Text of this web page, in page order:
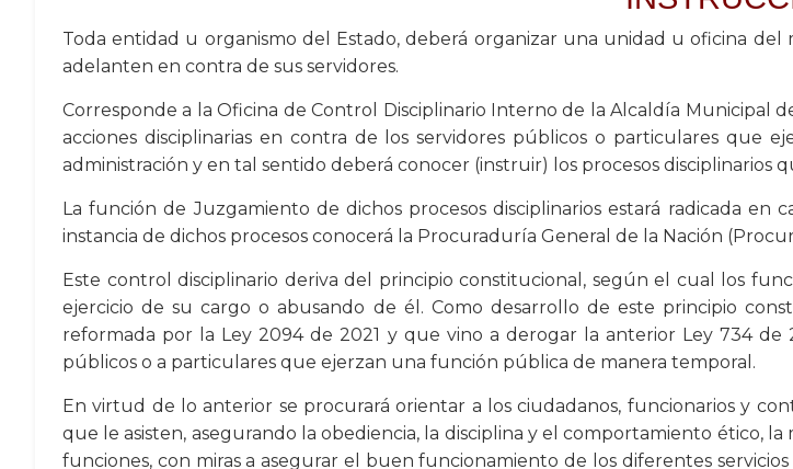
Toda entidad u organismo del Estado, deberá organizar una unidad u oficina del
adelanten en contra de sus servidores.
Corresponde a la Oficina de Control Disciplinario Interno de la Alcaldía Municipal
acciones disciplinarias en contra de los servidores públicos o particulares que
administración y en tal sentido deberá conocer (instruir) los procesos disciplinarios
La función de Juzgamiento de dichos procesos disciplinarios estará radicada
instancia de dichos procesos conocerá la Procuraduría General de la Nación
Este control disciplinario deriva del principio constitucional, según el cual los
ejercicio de su cargo o abusando de él. Como desarrollo de este principio
reformada por la Ley 2094 de 2021 y que vino a derogar la anterior Ley 734 de
públicos o a particulares que ejerzan una función pública de manera temporal.​
En virtud de lo anterior se procurará orientar a los ciudadanos, funcionarios y
que le asisten, asegurando la obediencia, la disciplina y el comportamiento ético,
funciones, con miras a asegurar el buen funcionamiento de los diferentes